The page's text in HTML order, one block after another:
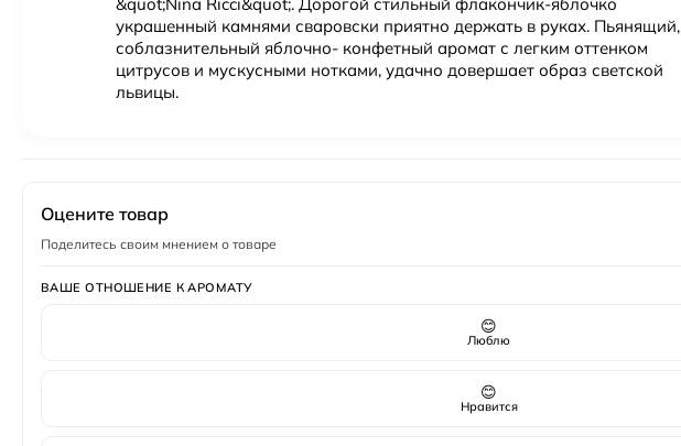
украшенный камнями сваровски приятно держать в руках. Пьянящий,
соблазнительный яблочно- конфетный аромат с легким оттенком
цитрусов и мускусными нотками, удачно довершает образ светской
львицы.
Оцените товар
Поделитесь своим мнением о товаре
ВАШЕ ОТНОШЕНИЕ К АРОМАТУ
😊
Люблю
😊
Нравится